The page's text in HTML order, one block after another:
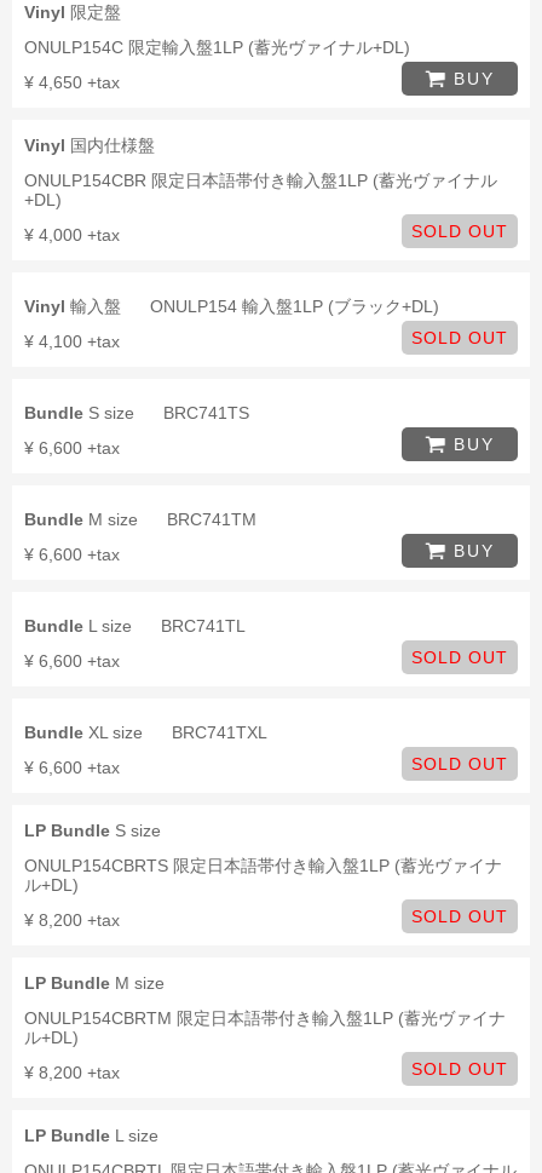
Vinyl 限定盤
ONULP154C 限定輸入盤1LP (蓄光ヴァイナル+DL)
¥ 4,650 +tax
BUY
Vinyl 国内仕様盤
ONULP154CBR 限定日本語帯付き輸入盤1LP (蓄光ヴァイナル
+DL)
¥ 4,000 +tax
SOLD OUT
Vinyl 輸入盤
ONULP154 輸入盤1LP (ブラック+DL)
¥ 4,100 +tax
SOLD OUT
Bundle S size
BRC741TS
¥ 6,600 +tax
BUY
Bundle M size
BRC741TM
¥ 6,600 +tax
BUY
Bundle L size
BRC741TL
¥ 6,600 +tax
SOLD OUT
Bundle XL size
BRC741TXL
¥ 6,600 +tax
SOLD OUT
LP Bundle S size
ONULP154CBRTS 限定日本語帯付き輸入盤1LP (蓄光ヴァイナ
ル+DL)
¥ 8,200 +tax
SOLD OUT
LP Bundle M size
ONULP154CBRTM 限定日本語帯付き輸入盤1LP (蓄光ヴァイナ
ル+DL)
¥ 8,200 +tax
SOLD OUT
LP Bundle L size